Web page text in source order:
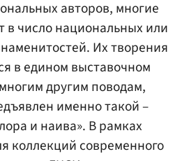
авторов, многие
в число национальных или
Их творения
в едином выставочном
другим поводам,
именно такой –
и наива». В рамках
коллекций современного